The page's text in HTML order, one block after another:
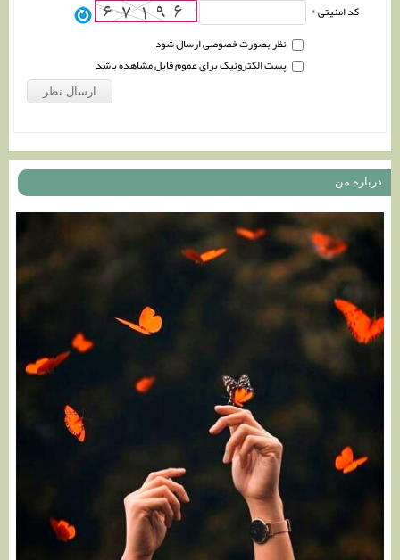
کد امنیتی *
نظر بصورت خصوصی ارسال شود
پست الکترونیک برای عموم قابل مشاهده باشد
درباره من